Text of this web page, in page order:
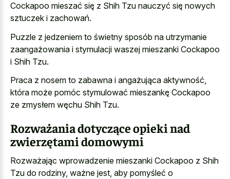
Cockapoo mieszać się z Shih Tzu nauczyć się nowych
sztuczek i zachowań.
Puzzle z jedzeniem to świetny sposób na utrzymanie
zaangażowania i stymulacji waszej mieszanki Cockapoo
i Shih Tzu.
Praca z nosem to zabawna i angażująca aktywność,
która może pomóc stymulować mieszankę Cockapoo
ze zmysłem węchu Shih Tzu.
Rozważania dotyczące opieki nad
zwierzętami domowymi
Rozważając wprowadzenie mieszanki Cockapoo z Shih
Tzu do rodziny, ważne jest, aby pomyśleć o